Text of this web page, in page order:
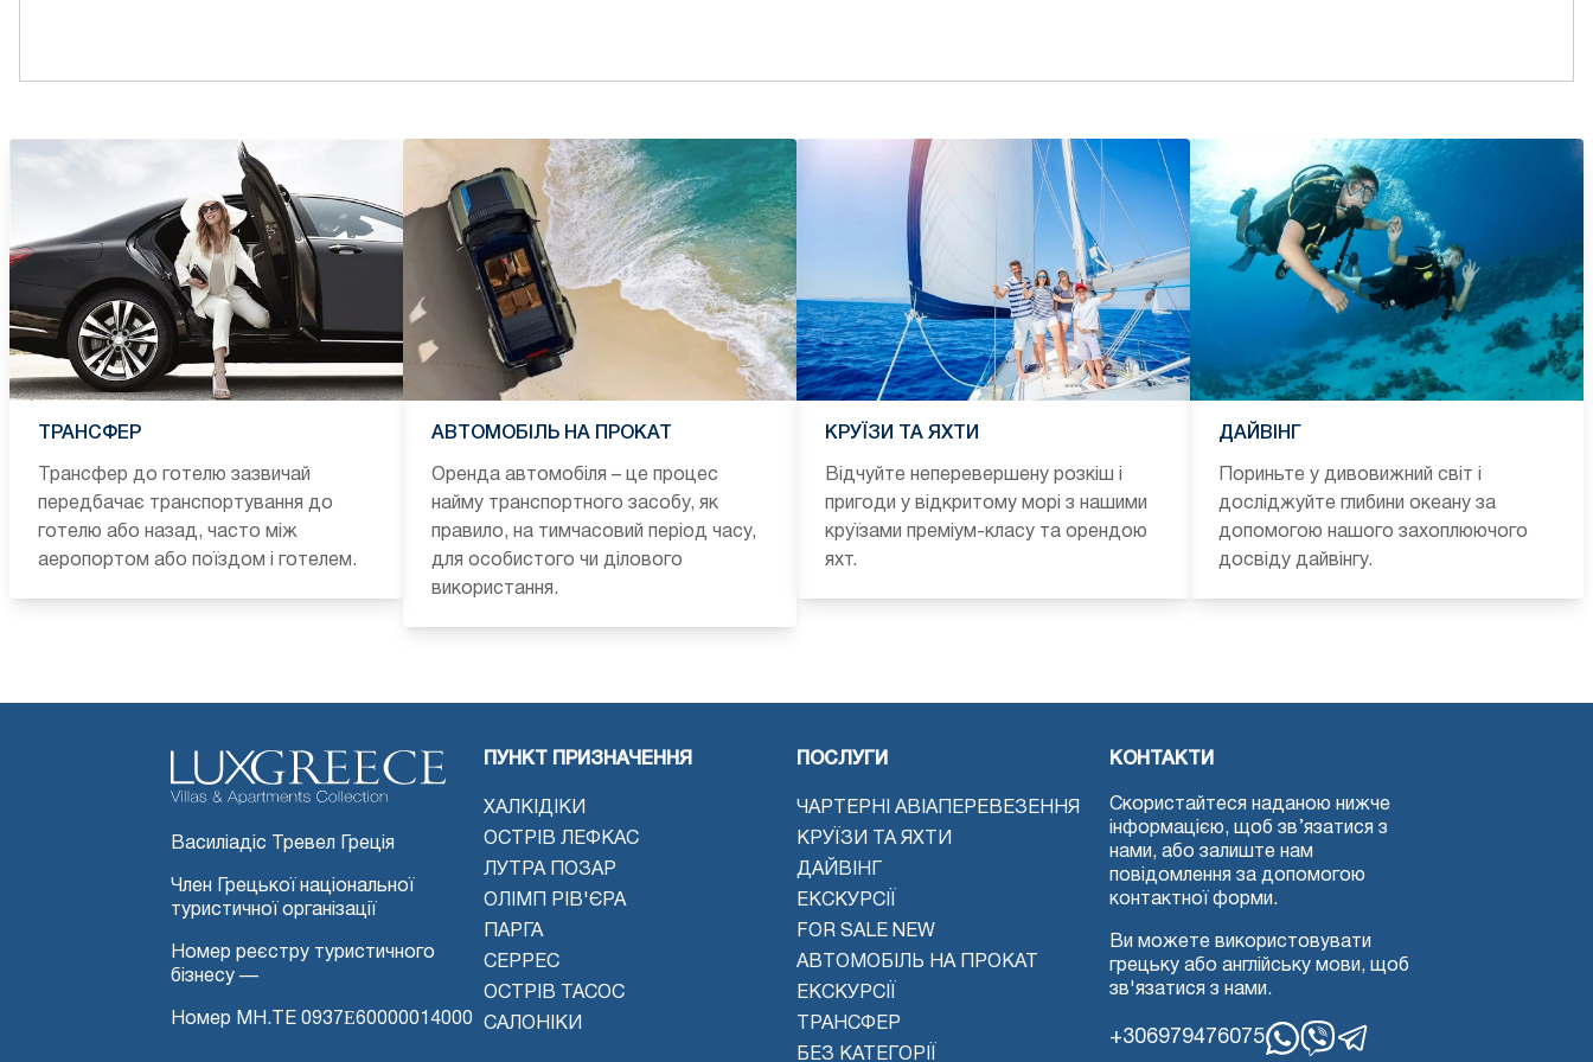
ТРАНСФЕР
Трансфер до готелю зазвичай
передбачає транспортування до
готелю або назад, часто між
аеропортом або поїздом і готелем.
АВТОМОБІЛЬ НА ПРОКАТ
Оренда автомобіля – це процес
найму транспортного засобу, як
правило, на тимчасовий період часу,
для особистого чи ділового
використання.
КРУЇЗИ ТА ЯХТИ
Відчуйте неперевершену розкіш і
пригоди у відкритому морі з нашими
круїзами преміум-класу та орендою
яхт.
ДАЙВІНГ
Пориньте у дивовижний світ і
досліджуйте глибини океану за
допомогою нашого захоплюючого
досвіду дайвінгу.
Василіадіс Тревел Греція
Член Грецької національної
туристичної організації
Номер реєстру туристичного
бізнесу —
Номер MH.TE 0937Ε60000014000
ПУНКТ ПРИЗНАЧЕННЯ
ХАЛКІДІКИ
ОСТРІВ ЛЕФКАС
ЛУТРА ПОЗАР
ОЛІМП РІВ'ЄРА
ПАРГА
СЕРРЕС
ОСТРІВ ТАСОС
САЛОНІКИ
ПОСЛУГИ
ЧАРТЕРНІ АВІАПЕРЕВЕЗЕННЯ
КРУЇЗИ ТА ЯХТИ
ДАЙВІНГ
ЕКСКУРСІЇ
FOR SALE NEW
АВТОМОБІЛЬ НА ПРОКАТ
ЕКСКУРСІЇ
ТРАНСФЕР
БЕЗ КАТЕГОРІЇ
КОНТАКТИ
Скористайтеся наданою нижче
інформацією, щоб зв’язатися з
нами, або залиште нам
повідомлення за допомогою
контактної форми.
Ви можете використовувати
грецьку або англійську мови, щоб
зв'язатися з нами.
+306979476075